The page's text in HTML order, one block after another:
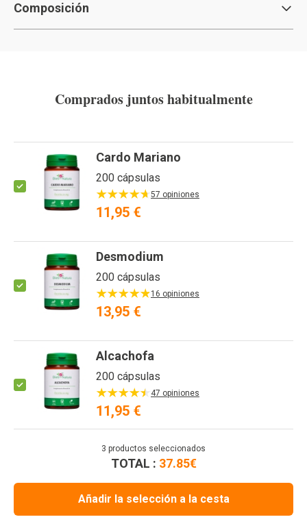
Composición
Comprados juntos habitualmente
Cardo Mariano
200 cápsulas
57 opiniones
11,95 €
Desmodium
200 cápsulas
16 opiniones
13,95 €
Alcachofa
200 cápsulas
47 opiniones
11,95 €
3 productos seleccionados
TOTAL : 37.85€
Añadir la selección a la cesta